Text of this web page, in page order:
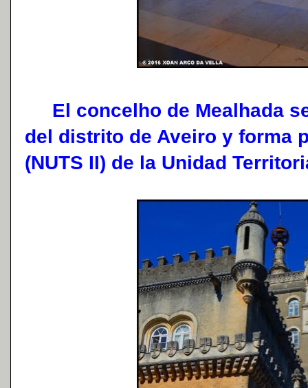
El concelho de Mealhada
del distrito de Aveiro y forma
(NUTS II) de la Unidad